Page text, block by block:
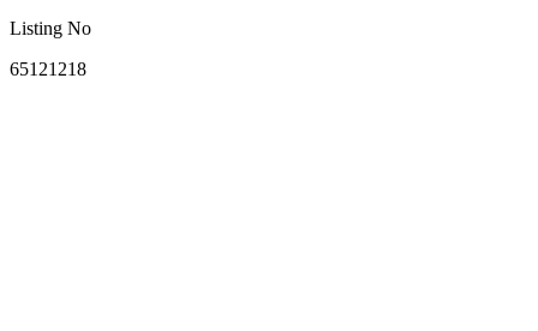
Listing No
65121218